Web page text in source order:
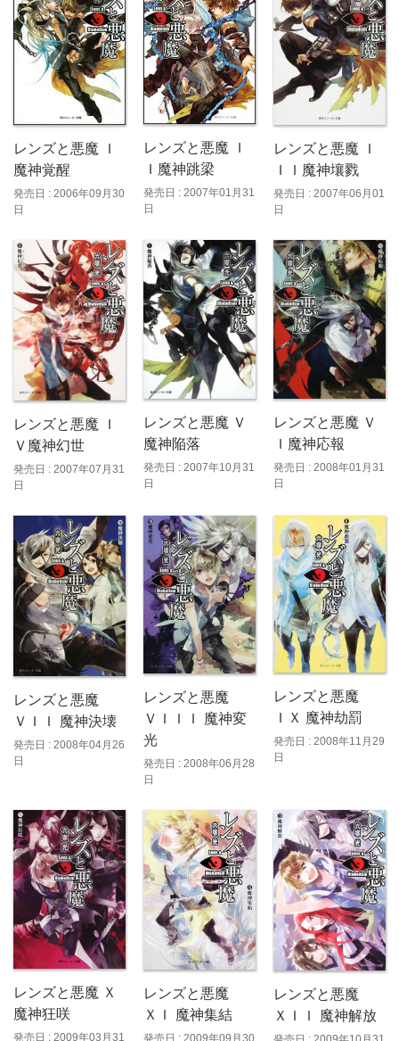
レンズと悪魔 Ｉ
魔神覚醒
発売日 : 2006年09月30
日
レンズと悪魔 Ｉ
Ｉ魔神跳梁
発売日 : 2007年01月31
日
レンズと悪魔 Ｉ
ＩＩ魔神壤戮
発売日 : 2007年06月01
日
レンズと悪魔 Ｉ
Ｖ魔神幻世
発売日 : 2007年07月31
日
レンズと悪魔 Ｖ
魔神陥落
発売日 : 2007年10月31
日
レンズと悪魔 Ｖ
Ｉ魔神応報
発売日 : 2008年01月31
日
レンズと悪魔
ＶＩＩ 魔神決壊
発売日 : 2008年04月26
日
レンズと悪魔
ＶＩＩＩ 魔神変
光
発売日 : 2008年06月28
日
レンズと悪魔
ＩＸ 魔神劫罰
発売日 : 2008年11月29
日
レンズと悪魔 Ｘ
魔神狂咲
発売日 : 2009年03月31
レンズと悪魔
ＸＩ 魔神集結
発売日 : 2009年09月30
レンズと悪魔
ＸＩＩ 魔神解放